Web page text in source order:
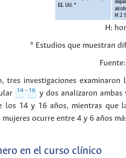
H:
* Estudios que muestran
tres investigaciones
14 - 16
y dos analizaron
los 14 y 16 años, mientras que
ocurre entre 4 y 6 años
en el curso clínico